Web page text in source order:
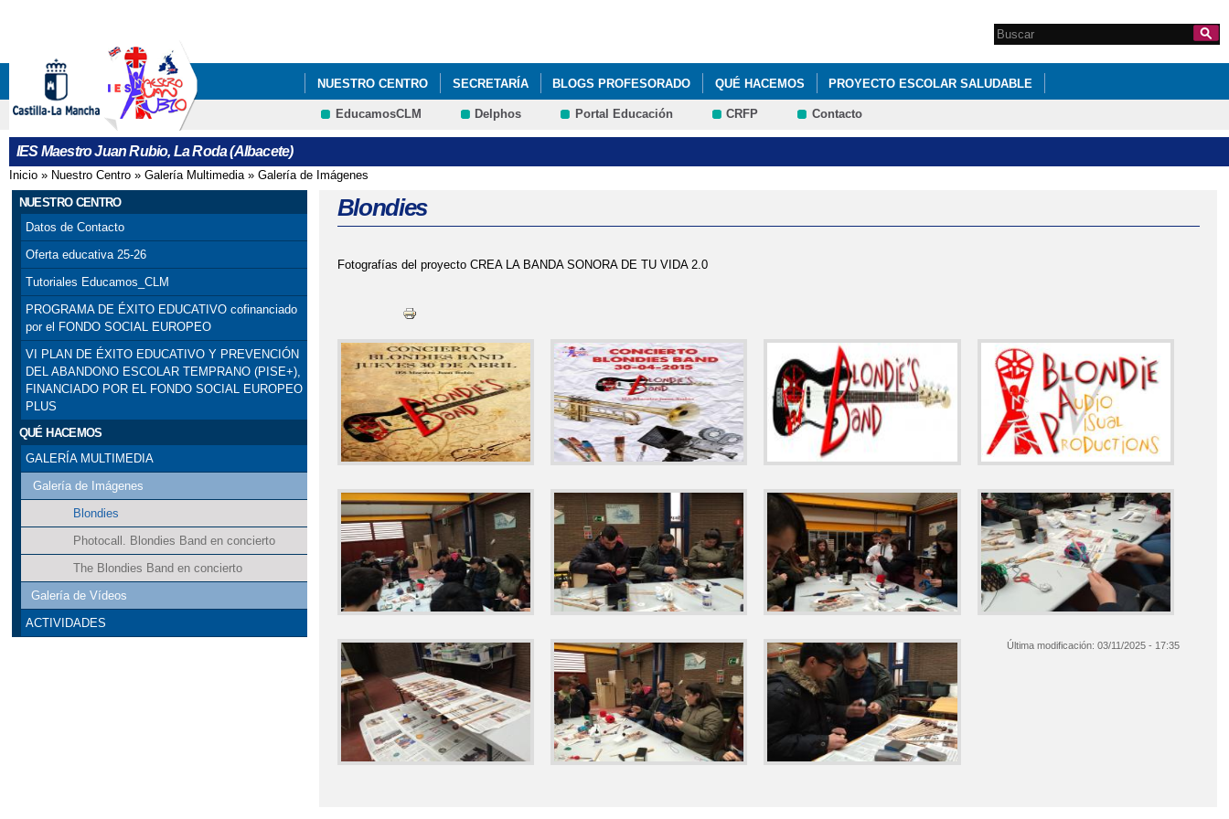
Formulario de
búsqueda
Search this site
NUESTRO CENTRO SECRETARÍA BLOGS PROFESORADO QUÉ HACEMOS PROYECTO ESCOLAR SALUDABLE
EducamosCLM Delphos Portal Educación CRFP Contacto
IES Maestro Juan Rubio, La Roda (Albacete)
Se encuentra usted aquí
Inicio » Nuestro Centro » Galería Multimedia» Galería de Imágenes
NUESTRO CENTRO
Datos de Contacto
Oferta educativa 25-26
Tutoriales Educamos_CLM
PROGRAMA DE ÉXITO EDUCATIVO cofinanciado
por el FONDO SOCIAL EUROPEO
VI PLAN DE ÉXITO EDUCATIVO Y PREVENCIÓN
DEL ABANDONO ESCOLAR TEMPRANO (PISE+),
FINANCIADO POR EL FONDO SOCIAL EUROPEO
PLUS
QUÉ HACEMOS
GALERÍA MULTIMEDIA
Galería de Imágenes
Blondies
Photocall. Blondies Band en concierto
The Blondies Band en concierto
Galería de Vídeos
ACTIVIDADES
Blondies
Fotografías del proyecto CREA LA BANDA SONORA DE TU VIDA 2.0
Última modificación:03/11/2025 - 17:35